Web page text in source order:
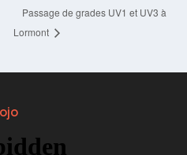
Passage de grades UV1 et UV3 à
Lormont